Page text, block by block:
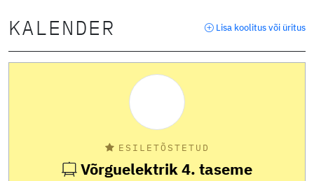
KALENDER Lisa koolitus või üritus
ESILETÕSTETUD
Võrguelektrik 4. taseme